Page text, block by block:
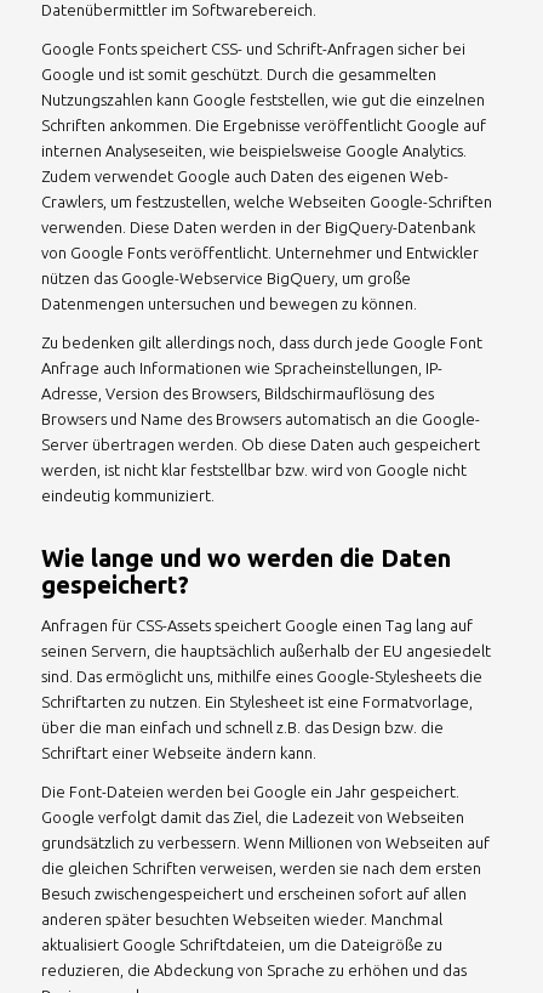
Datenübermittler im Softwarebereich.
Google Fonts speichert CSS- und Schrift-Anfragen sicher bei
Google und ist somit geschützt. Durch die gesammelten
Nutzungszahlen kann Google feststellen, wie gut die einzelnen
Schriften ankommen. Die Ergebnisse veröffentlicht Google auf
internen Analyseseiten, wie beispielsweise Google Analytics.
Zudem verwendet Google auch Daten des eigenen Web-
Crawlers, um festzustellen, welche Webseiten Google-Schriften
verwenden. Diese Daten werden in der BigQuery-Datenbank
von Google Fonts veröffentlicht. Unternehmer und Entwickler
nützen das Google-Webservice BigQuery, um große
Datenmengen untersuchen und bewegen zu können.
Zu bedenken gilt allerdings noch, dass durch jede Google Font
Anfrage auch Informationen wie Spracheinstellungen, IP-
Adresse, Version des Browsers, Bildschirmauflösung des
Browsers und Name des Browsers automatisch an die Google-
Server übertragen werden. Ob diese Daten auch gespeichert
werden, ist nicht klar feststellbar bzw. wird von Google nicht
eindeutig kommuniziert.
Wie lange und wo werden die Daten
gespeichert?
Anfragen für CSS-Assets speichert Google einen Tag lang auf
seinen Servern, die hauptsächlich außerhalb der EU angesiedelt
sind. Das ermöglicht uns, mithilfe eines Google-Stylesheets die
Schriftarten zu nutzen. Ein Stylesheet ist eine Formatvorlage,
über die man einfach und schnell z.B. das Design bzw. die
Schriftart einer Webseite ändern kann.
Die Font-Dateien werden bei Google ein Jahr gespeichert.
Google verfolgt damit das Ziel, die Ladezeit von Webseiten
grundsätzlich zu verbessern. Wenn Millionen von Webseiten auf
die gleichen Schriften verweisen, werden sie nach dem ersten
Besuch zwischengespeichert und erscheinen sofort auf allen
anderen später besuchten Webseiten wieder. Manchmal
aktualisiert Google Schriftdateien, um die Dateigröße zu
reduzieren, die Abdeckung von Sprache zu erhöhen und das